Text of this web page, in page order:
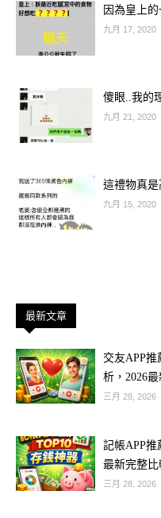
因為皇上
九月 17, 2020
傻眼..我的
九月 21, 2020
這禮物真
九月 15, 2020
最新文章
交友APP
析，2026最
三月 28, 2026
記帳APP推
最新完整比
三月 28, 2026